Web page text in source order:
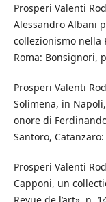
Prosperi Valenti
Alessandro Albani
collezionismo nella
Roma: Bonsignori,
Prosperi Valenti
Solimena, in
onore di
Santoro,
Prosperi Valenti
Capponi, un